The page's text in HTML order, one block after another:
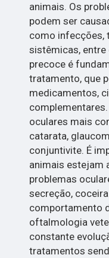
animais. Os
podem ser
como infecções,
sistêmicas,
precoce é
tratamento, que
medicamentos,
oculares mais
catarata,
conjuntivite. É
animais estejam
problemas
secreção,
comportamento
oftalmologia
constante
tratamentos